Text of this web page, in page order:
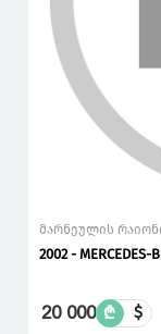
მარნეულის
2002 - MERCEDES-
20 000 ₾ $